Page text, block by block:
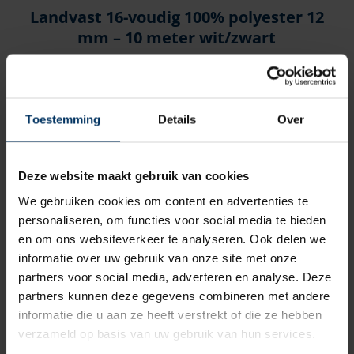
Toestemming Details Over
Deze website maakt gebruik van cookies
We gebruiken cookies om content en advertenties te
personaliseren, om functies voor social media te bieden
en om ons websiteverkeer te analyseren. Ook delen we
informatie over uw gebruik van onze site met onze
partners voor social media, adverteren en analyse. Deze
partners kunnen deze gegevens combineren met andere
informatie die u aan ze heeft verstrekt of die ze hebben
verzameld op basis van uw gebruik van hun services.
Landvast 16-voudig 100% polyester 12
mm – 10 meter wit/zwart
Merk: Talamex